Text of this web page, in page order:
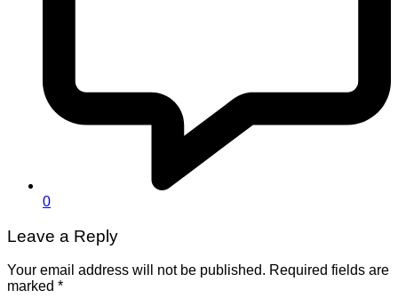
0
Leave a Reply
Your email address will not be published. Required fields are
marked *